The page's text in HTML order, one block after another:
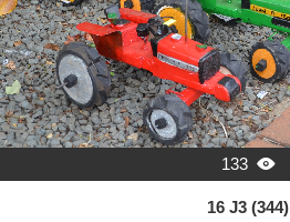
133 
16 J3 (344)